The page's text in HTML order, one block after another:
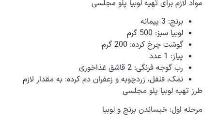
مواد لازم برای تهیه لوبیا پلو مجلسی
برنج: 3 پیمانه
لوبیا سبز: 500 گرم
گوشت چرخ کرده: 200 گرم
پیاز: 1 عدد
رب گوجه فرنگی: 2 قاشق غذاخوری
نمک، فلفل، زردچوبه و زعفران دم کرده: به مقدار لازم
طرز تهیه لوبیا پلو مجلسی
مرحله اول: خیساندن برنج و لوبیا